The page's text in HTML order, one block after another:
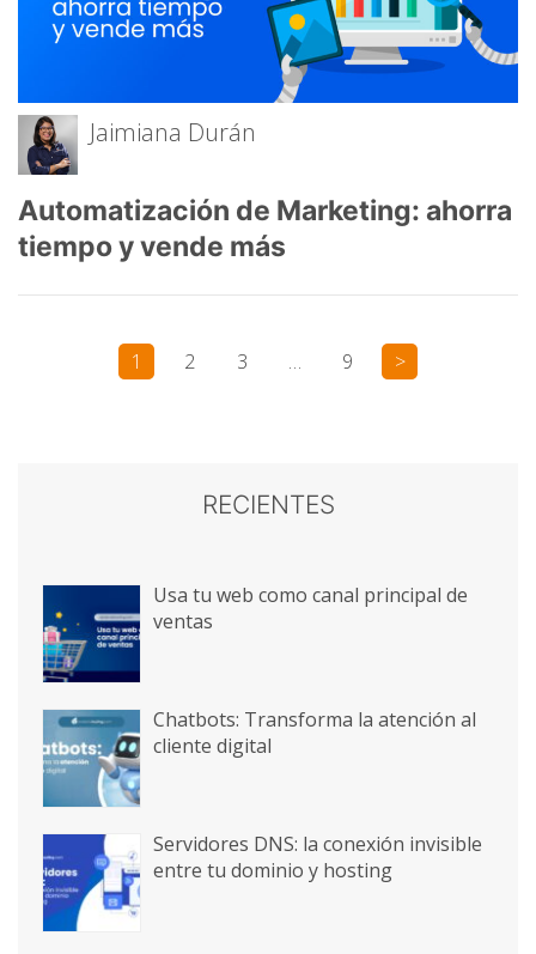
Jaimiana Durán
Automatización de Marketing: ahorra
tiempo y vende más
1 2 3 … 9 >
RECIENTES
Usa tu web como canal principal de
ventas
Chatbots: Transforma la atención al
cliente digital
Servidores DNS: la conexión invisible
entre tu dominio y hosting